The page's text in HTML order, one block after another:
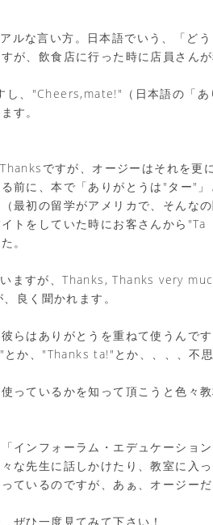
ルな言い方。日本語でいう、「どう
が、飲食店に行った時に店員さん
し、"Cheers,mate!"（日本語の「
す。
ですが、オージーはそれを更
前に、本で「ありがとうは"ター"
最初の留学がアメリカで、そんなの
トをしていた時にお客さんから"Ta
。
ますが、Thanks, Thanks very
良く聞かれます。
らはありがとうを重ねて使うんです
か、"Thanks ta!"とか、、、、不思
っているかを知って頂こうと色々
インフォーラム・エデュケーション
な先生に話しかけたり、教室に入
ているのですが、あぁ、オージー
ぜひ一度見てみて下さい！